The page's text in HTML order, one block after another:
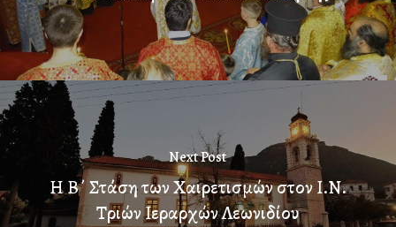
Next Post
Η Β΄ Στάση των Χαιρετισμών στον Ι.Ν.
Τριών Ιεραρχών Λεωνιδίου